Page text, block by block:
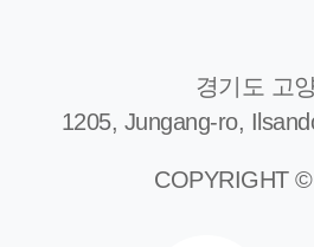
경기도 고
1205, Jungang-ro,
COPYRIGHT